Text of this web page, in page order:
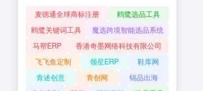
麦德通全球商标注册
鸥鹭选品工具
鸥鹭关键词工具
魔选跨境智能选品系统
马帮ERP
香港奇墨网络科技有限公司
飞飞鱼定制
领星ERP
鞋库网
青述创意
青创网
锦品出海